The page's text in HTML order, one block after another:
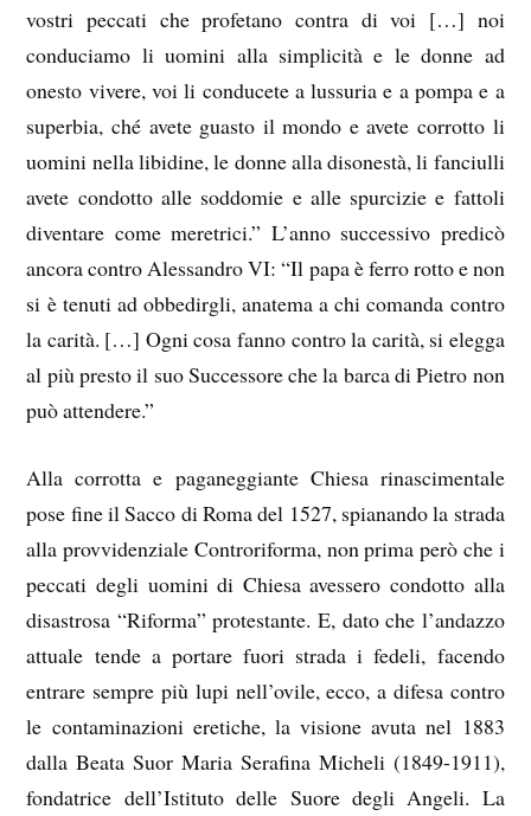
vostri peccati che profetano contra di voi […] noi
conduciamo li uomini alla simplicità e le donne ad
onesto vivere, voi li conducete a lussuria e a pompa e a
superbia, ché avete guasto il mondo e avete corrotto li
uomini nella libidine, le donne alla disonestà, li fanciulli
avete condotto alle soddomie e alle spurcizie e fattoli
diventare come meretrici.” L’anno successivo predicò
ancora contro Alessandro VI: “Il papa è ferro rotto e non
si è tenuti ad obbedirgli, anatema a chi comanda contro
la carità. […] Ogni cosa fanno contro la carità, si elegga
al più presto il suo Successore che la barca di Pietro non
può attendere.”
Alla corrotta e paganeggiante Chiesa rinascimentale
pose fine il Sacco di Roma del 1527, spianando la strada
alla provvidenziale Controriforma, non prima però che i
peccati degli uomini di Chiesa avessero condotto alla
disastrosa “Riforma” protestante. E, dato che l’andazzo
attuale tende a portare fuori strada i fedeli, facendo
entrare sempre più lupi nell’ovile, ecco, a difesa contro
le contaminazioni eretiche, la visione avuta nel 1883
dalla Beata Suor Maria Serafina Micheli (1849-1911),
fondatrice dell’Istituto delle Suore degli Angeli. La